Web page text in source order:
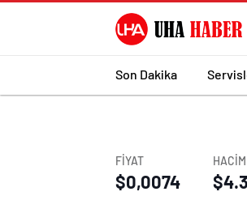
Son Dakika
FİYAT
$0,0074
HACİM